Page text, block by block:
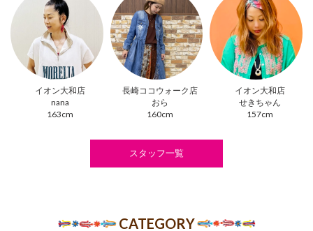
イオン大和店
nana
163cm
長崎ココウォーク店
おら
160cm
イオン大和店
せきちゃん
157cm
スタッフ一覧
CATEGORY